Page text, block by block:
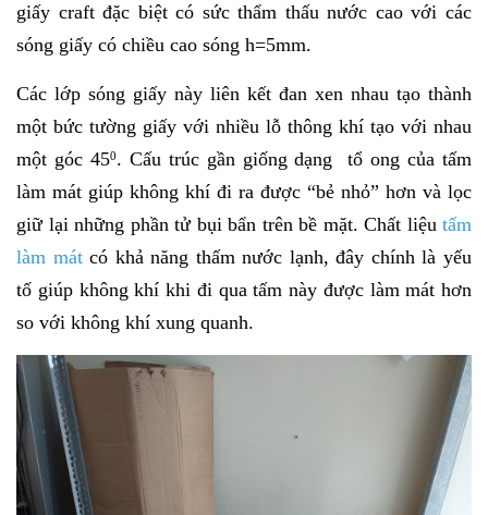
giấy craft đặc biệt có sức thẩm thấu nước cao với các
sóng giấy có chiều cao sóng h=5mm.
Các lớp sóng giấy này liên kết đan xen nhau tạo thành
một bức tường giấy với nhiều lỗ thông khí tạo với nhau
một góc 450. Cấu trúc gần giống dạng tổ ong của tấm
làm mát giúp không khí đi ra được “bẻ nhỏ” hơn và lọc
giữ lại những phần tử bụi bẩn trên bề mặt. Chất liệu tấm
làm mátcó khả năng thấm nước lạnh, đây chính là yếu
tố giúp không khí khi đi qua tấm này được làm mát hơn
so với không khí xung quanh.